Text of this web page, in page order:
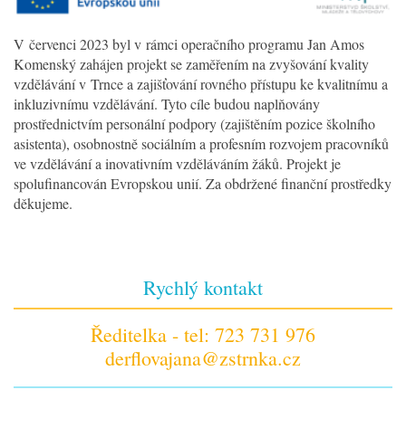
V červenci 2023 byl v rámci operačního programu Jan Amos
Komenský zahájen projekt se zaměřením na zvyšování kvality
vzdělávání v Trnce a zajišťování rovného přístupu ke kvalitnímu a
inkluzivnímu vzdělávání. Tyto cíle budou naplňovány
prostřednictvím personální podpory (zajištěním pozice školního
asistenta), osobnostně sociálním a profesním rozvojem pracovníků
ve vzdělávání a inovativním vzděláváním žáků. Projekt je
spolufinancován Evropskou unií. Za obdržené finanční prostředky
děkujeme.
Rychlý kontakt
Ředitelka - tel: 723 731 976
derflovajana@zstrnka.cz